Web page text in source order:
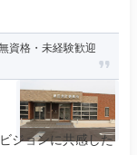
資格・未経験歓迎
ジョンに共感した